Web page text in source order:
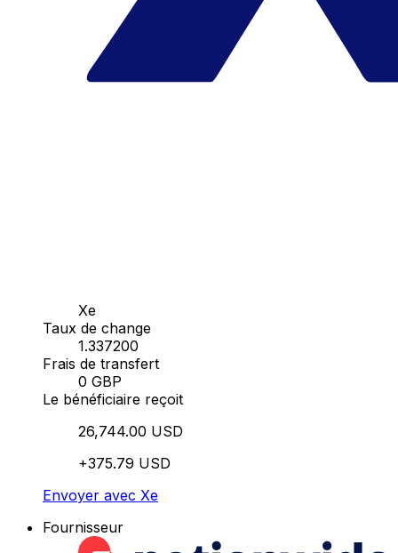
Xe
Taux de change
1.337200
Frais de transfert
0 GBP
Le bénéficiaire reçoit
26,744.00 USD
+375.79 USD
Envoyer avec Xe
Fournisseur